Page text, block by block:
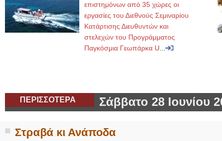
επιστημόνων από 35 χώρες οι
εργασίες του Διεθνούς Σεμιναρίου
Κατάρτισης Διευθυντών και
στελεχών του Προγράμματος
Παγκόσμια Γεωπάρκα U
ΠΕΡΙΣΣΟΤΕΡΑ Σάββατο 28 Ιουνίου
Στραβά κι Ανάποδα